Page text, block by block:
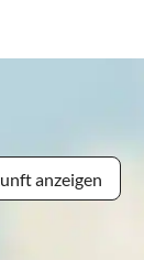
anzeigen